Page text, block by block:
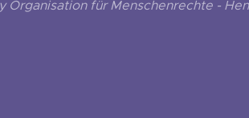
Organisation für Menschenrechte -